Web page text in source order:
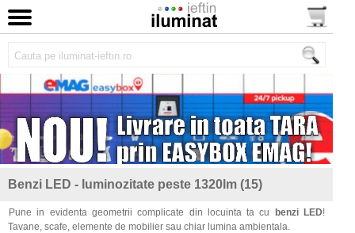
Benzi LED - luminozitate peste 1320lm (15)
Pune in evidenta geometrii complicate din locuinta ta cu benzi LED!
Tavane, scafe, elemente de mobilier sau chiar lumina ambientala.